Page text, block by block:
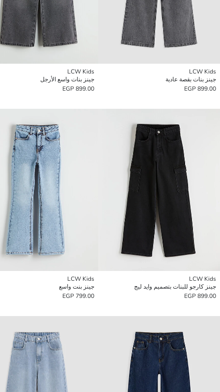
LCW Kids
جينز بنات بقصة عادية
899.00 EGP
LCW Kids
جينز بنات واسع الأرجل
899.00 EGP
LCW Kids
جينز كارجو للبنات بتصميم وايد ليج
899.00 EGP
LCW Kids
جينز بنت واسع
799.00 EGP